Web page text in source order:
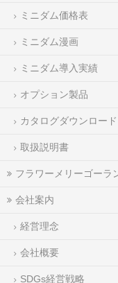
ミニダム価格表
ミニダム漫画
ミニダム導入実績
オプション製品
カタログダウンロード
取扱説明書
フラワーメリーゴーラ
会社案内
経営理念
会社概要
SDGs経営戦略